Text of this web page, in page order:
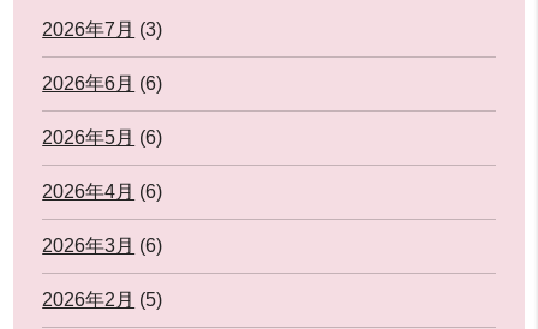
2026年7月 (3)
2026年6月 (6)
2026年5月 (6)
2026年4月 (6)
2026年3月 (6)
2026年2月 (5)